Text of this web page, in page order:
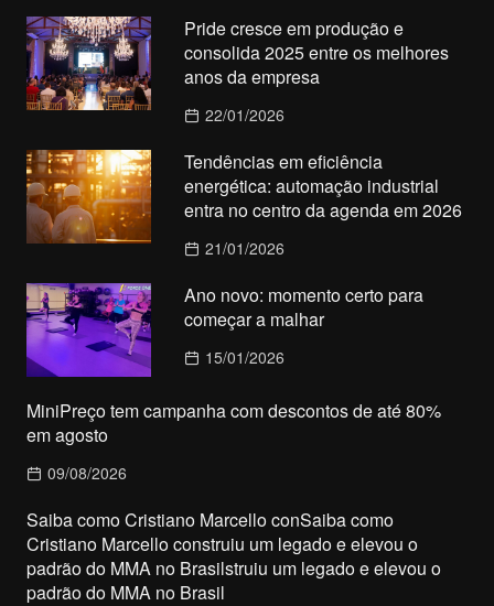
Pride cresce em produção e
consolida 2025 entre os melhores
anos da empresa
22/01/2026
Tendências em eficiência
energética: automação industrial
entra no centro da agenda em 2026
21/01/2026
Ano novo: momento certo para
começar a malhar
15/01/2026
MiniPreço tem campanha com descontos de até 80%
em agosto
09/08/2026
Saiba como Cristiano Marcello conSaiba como
Cristiano Marcello construiu um legado e elevou o
padrão do MMA no Brasilstruiu um legado e elevou o
padrão do MMA no Brasil